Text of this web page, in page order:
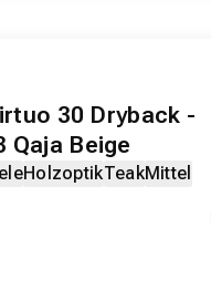
30 Dryback -
Qaja Beige
HolzoptikTeakMittel